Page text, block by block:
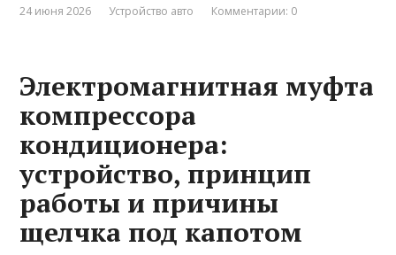
24 июня 2026 Устройство авто Комментарии: 0
Электромагнитная муфта
компрессора
кондиционера:
устройство, принцип
работы и причины
щелчка под капотом